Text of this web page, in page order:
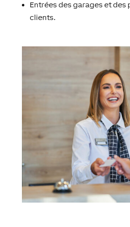
Entrées des garages et des
clients.